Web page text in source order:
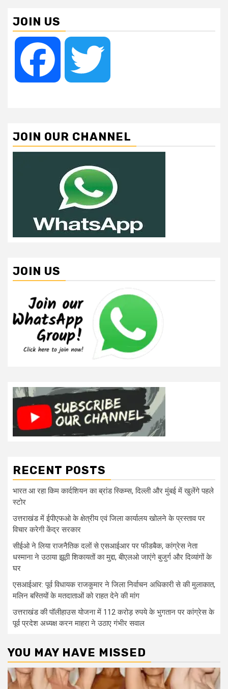
JOIN US
Facebook
JOIN OUR CHANNEL
JOIN US
RECENT POSTS
भारत आ रहा किम कार्दशियन का ब्रांड स्किम्स, दिल्ली और मुंबई में खुलेंगे पहले
स्टोर
उत्तराखंड में ईपीएफओ के क्षेत्रीय एवं जिला कार्यालय खोलने के प्रस्ताव पर
विचार करेगी केंद्र सरकार
सीईओ ने लिया राजनैतिक दलों से एसआईआर पर फीडबैक, कांग्रेस नेता
धस्माना ने उठाया झूठी शिकायतों का मुद्दा, बीएलओ जाएंगे बुजुर्ग और दिव्यांगों के
घर
एसआईआर: पूर्व विधायक राजकुमार ने जिला निर्वाचन अधिकारी से की मुलाकात,
मलिन बस्तियों के मतदाताओं को राहत देने की मांग
उत्तराखंड की पॉलीहाउस योजना में 112 करोड़ रुपये के भुगतान पर कांग्रेस के
पूर्व प्रदेश अध्यक्ष करन माहरा ने उठाए गंभीर सवाल
YOU MAY HAVE MISSED